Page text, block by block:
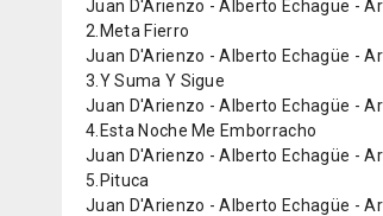
Juan D'Arienzo - Alberto Echagüe -
2.Meta Fierro
Juan D'Arienzo - Alberto Echagüe -
3.Y Suma Y Sigue
Juan D'Arienzo - Alberto Echagüe -
4.Esta Noche Me Emborracho
Juan D'Arienzo - Alberto Echagüe -
5.Pituca
Juan D'Arienzo - Alberto Echagüe -